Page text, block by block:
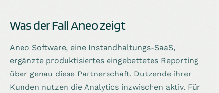
Was der Fall Aneo zeigt
Aneo Software, eine Instandhaltungs-SaaS,
ergänzte produktisiertes eingebettetes Reporting
über genau diese Partnerschaft. Dutzende ihrer
Kunden nutzen die Analytics inzwischen aktiv. Für